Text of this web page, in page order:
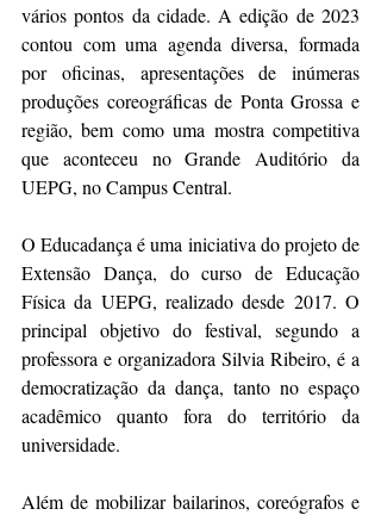
vários pontos da cidade. A edição de 2023
contou com uma agenda diversa, formada
por oficinas, apresentações de inúmeras
produções coreográficas de Ponta Grossa e
região, bem como uma mostra competitiva
que aconteceu no Grande Auditório da
UEPG, no Campus Central.
O Educadança é uma iniciativa do projeto de
Extensão Dança, do curso de Educação
Física da UEPG, realizado desde 2017. O
principal objetivo do festival, segundo a
professora e organizadora Silvia Ribeiro, é a
democratização da dança, tanto no espaço
acadêmico quanto fora do território da
universidade.
Além de mobilizar bailarinos, coreógrafos e